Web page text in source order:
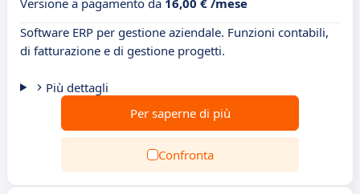
Versione a pagamento da 16,00 € /mese
Software ERP per gestione aziendale. Funzioni contabili,
di fatturazione e di gestione progetti.
Più dettagli
Per saperne di più
Confronta